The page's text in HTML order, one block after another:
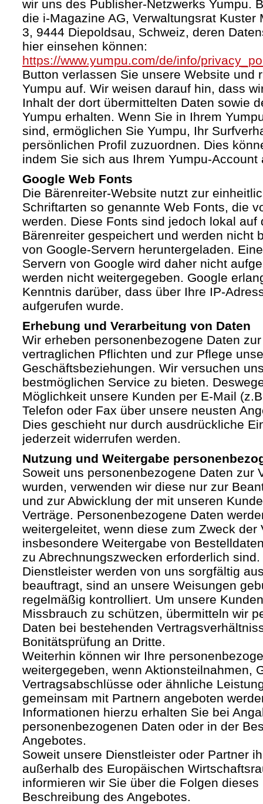
wir uns des Publisher-Netzwerks Yumpu.
die i-Magazine AG, Verwaltungsrat Kuster
3, 9444 Diepoldsau, Schweiz, deren
hier einsehen können:
https://www.yumpu.com/de/info/
Button verlassen Sie unsere Website und
Yumpu auf. Wir weisen darauf hin, dass
Inhalt der dort übermittelten Daten sowie
Yumpu erhalten. Wenn Sie in Ihrem
sind, ermöglichen Sie Yumpu, Ihr
persönlichen Profil zuzuordnen. Dies
indem Sie sich aus Ihrem Yumpu-Account
Google Web Fonts
Die Bärenreiter-Website nutzt zur
Schriftarten so genannte Web Fonts, die
werden. Diese Fonts sind jedoch lokal auf
Bärenreiter gespeichert und werden nicht
von Google-Servern heruntergeladen.
Servern von Google wird daher nicht
werden nicht weitergegeben. Google
Kenntnis darüber, dass über Ihre IP-
aufgerufen wurde.
Erhebung und Verarbeitung von Daten
Wir erheben personenbezogene Daten
vertraglichen Pflichten und zur Pflege
Geschäftsbeziehungen. Wir versuchen
bestmöglichen Service zu bieten.
Möglichkeit unsere Kunden per E-Mail
Telefon oder Fax über unsere neusten
Dies geschieht nur durch ausdrückliche
jederzeit widerrufen werden.
Nutzung und Weitergabe
Soweit uns personenbezogene Daten zur
wurden, verwenden wir diese nur zur
und zur Abwicklung der mit unseren
Verträge. Personenbezogene Daten
weitergeleitet, wenn diese zum Zweck der
insbesondere Weitergabe von
zu Abrechnungszwecken erforderlich
Dienstleister werden von uns sorgfältig
beauftragt, sind an unsere Weisungen
regelmäßig kontrolliert. Um unsere
Missbrauch zu schützen, übermitteln wir
Daten bei bestehenden
Bonitätsprüfung an Dritte.
Weiterhin können wir Ihre
weitergegeben, wenn Aktionsteilnahmen,
Vertragsabschlüsse oder ähnliche
gemeinsam mit Partnern angeboten
Informationen hierzu erhalten Sie bei
personenbezogenen Daten oder in der
Angebotes.
Soweit unsere Dienstleister oder Partner
außerhalb des Europäischen
informieren wir Sie über die Folgen
Beschreibung des Angebotes.